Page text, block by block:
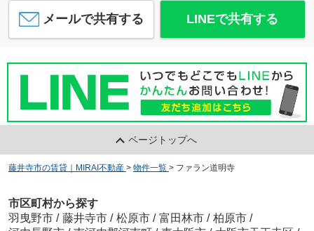
メールで共有する LINEで共有する
ページトップへ
藤井寺市の賃貸｜MIRAI不動産 > 物件一覧 > ファラン道明寺
市区町村から探す
羽曳野市 / 藤井寺市 / 松原市 / 富田林市 / 柏原市 /